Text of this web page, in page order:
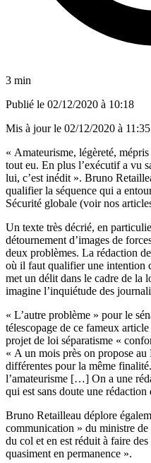
3 min
Publié le 02/12/2020 à 10:18
Mis à jour le 02/12/2020 à 11:35
« Amateurisme, légèreté,
tout eu. En plus l’exécutif a vu
lui, c’est inédit ». Bruno
qualifier la séquence qui a
Sécurité globale (voir nos
Un texte très décrié, en
détournement d’images de
deux problèmes. La rédaction
où il faut qualifier une intention
met un délit dans le cadre de la
imagine l’inquiétude des
« L’autre problème » pour le
télescopage de ce fameux
projet de loi séparatisme «
« A un mois près on propose
différentes pour la même
l’amateurisme […] On a une
qui est sans doute une
Bruno Retailleau déplore
communication » du ministre
du col et en est réduit à faire
quasiment en permanence ».